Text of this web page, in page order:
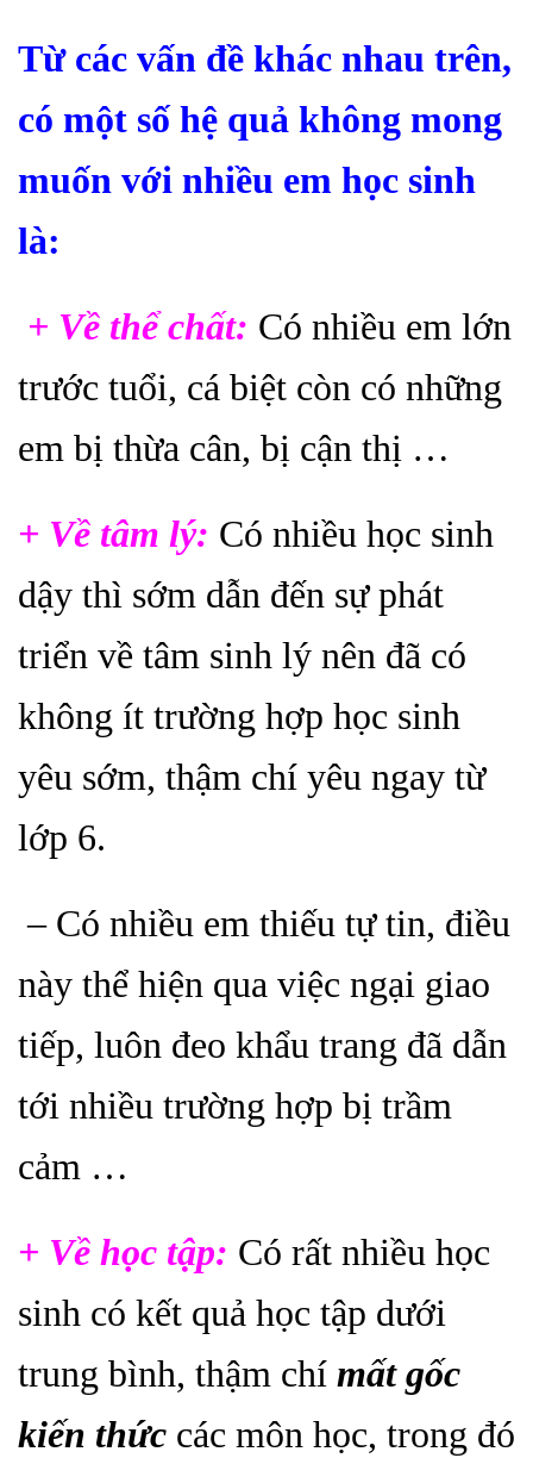
Từ các vấn đề khác nhau trên,
có một số hệ quả không mong
muốn với nhiều em học sinh
là:
+ Về thể chất: Có nhiều em lớn
trước tuổi, cá biệt còn có những
em bị thừa cân, bị cận thị …
+ Về tâm lý: Có nhiều học sinh
dậy thì sớm dẫn đến sự phát
triển về tâm sinh lý nên đã có
không ít trường hợp học sinh
yêu sớm, thậm chí yêu ngay từ
lớp 6.
– Có nhiều em thiếu tự tin, điều
này thể hiện qua việc ngại giao
tiếp, luôn đeo khẩu trang đã dẫn
tới nhiều trường hợp bị trầm
cảm …
+ Về học tập: Có rất nhiều học
sinh có kết quả học tập dưới
trung bình, thậm chí mất gốc
kiến thức các môn học, trong đó